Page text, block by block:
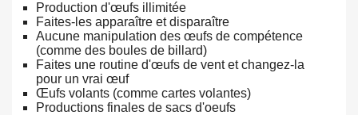
Production d'œufs illimitée
Faites-les apparaître et disparaître
Aucune manipulation des œufs de compétence
(comme des boules de billard)
Faites une routine d'œufs de vent et changez-la
pour un vrai œuf
Œufs volants (comme cartes volantes)
Productions finales de sacs d'oeufs